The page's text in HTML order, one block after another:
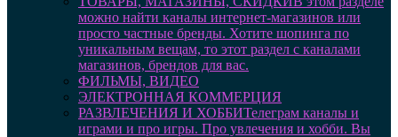
можно найти каналы интернет-магазинов или
просто частные бренды. Хотите шопинга по
уникальным вещам, то этот раздел с каналами
магазинов, брендов для вас.
ФИЛЬМЫ, ВИДЕО
ЭЛЕКТРОННАЯ КОММЕРЦИЯ
РАЗВЛЕЧЕНИЯ И ХОББИТелеграм каналы и
играми и про игры. Про увлечения и хобби. Вы